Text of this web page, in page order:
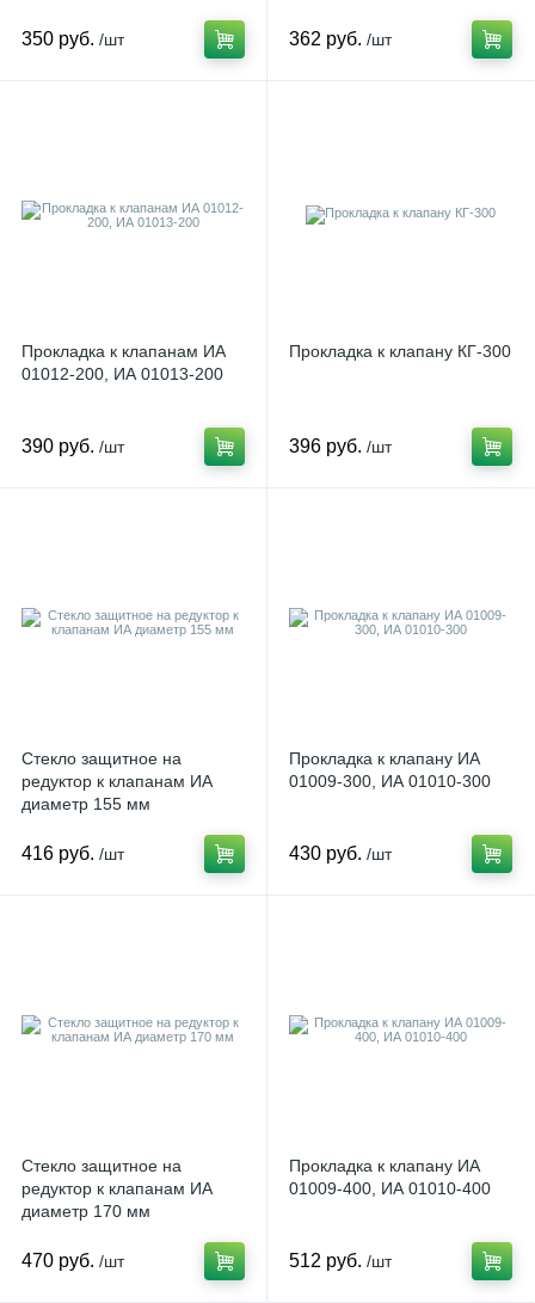
350 руб. /шт 362 руб. /шт
Прокладка к клапанам ИА
01012-200, ИА 01013-200
390 руб. /шт
Прокладка к клапану КГ-300
396 руб. /шт
Стекло защитное на
редуктор к клапанам ИА
диаметр 155 мм
416 руб. /шт
Прокладка к клапану ИА
01009-300, ИА 01010-300
430 руб. /шт
Стекло защитное на
редуктор к клапанам ИА
диаметр 170 мм
470 руб. /шт
Прокладка к клапану ИА
01009-400, ИА 01010-400
512 руб. /шт